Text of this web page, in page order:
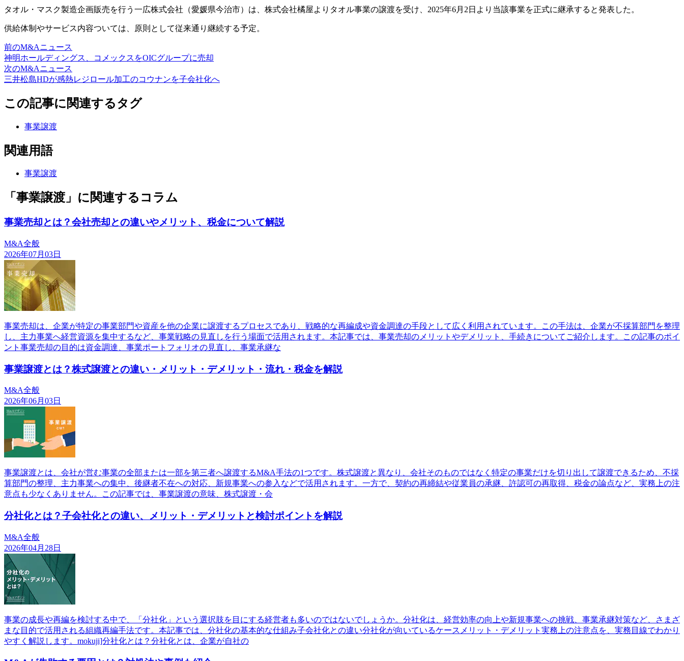
タオル・マスク製造企画販売を行う一広株式会社（愛媛県今治市）は、株式会社橘屋よりタオル事業の譲渡を受け、2025年6月2日より当該事業を正式に継承すると発表した。
供給体制やサービス内容ついては、原則として従来通り継続する予定。
前のM&Aニュース
神明ホールディングス、コメックスをOICグループに売却
次のM&Aニュース
三井松島HDが感熱レジロール加工のコウナンを子会社化へ
この記事に関連するタグ
事業譲渡
関連用語
事業譲渡
「事業譲渡」に関連するコラム
事業売却とは？会社売却との違いやメリット、税金について解説
M&A全般
2026年07月03日
事業売却は、企業が特定の事業部門や資産を他の企業に譲渡するプロセスであり、戦略的な再編成や資金調達の手段として広く利用されています。この手法は、企業が不採算部門を整理
し、主力事業へ経営資源を集中するなど、事業戦略の見直しを行う場面で活用されます。本記事では、事業売却のメリットやデメリット、手続きについてご紹介します。この記事のポイ
ント事業売却の目的は資金調達、事業ポートフォリオの見直し、事業承継な
事業譲渡とは？株式譲渡との違い・メリット・デメリット・流れ・税金を解説
M&A全般
2026年06月03日
事業譲渡とは、会社が営む事業の全部または一部を第三者へ譲渡するM&A手法の1つです。株式譲渡と異なり、会社そのものではなく特定の事業だけを切り出して譲渡できるため、不採
算部門の整理、主力事業への集中、後継者不在への対応、新規事業への参入などで活用されます。一方で、契約の再締結や従業員の承継、許認可の再取得、税金の論点など、実務上の注
意点も少なくありません。この記事では、事業譲渡の意味、株式譲渡・会
分社化とは？子会社化との違い、メリット・デメリットと検討ポイントを解説
M&A全般
2026年04月28日
事業の成長や再編を検討する中で、「分社化」という選択肢を目にする経営者も多いのではないでしょうか。分社化は、経営効率の向上や新規事業への挑戦、事業承継対策など、さまざ
まな目的で活用される組織再編手法です。本記事では、分社化の基本的な仕組み子会社化との違い分社化が向いているケースメリット・デメリット実務上の注意点を、実務目線でわかり
やすく解説します。mokuji]分社化とは？分社化とは、企業が自社の